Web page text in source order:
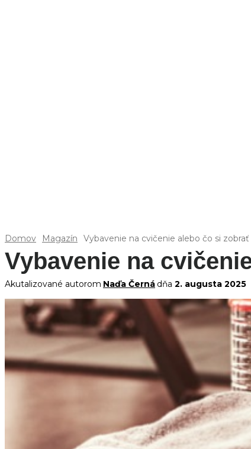
Domov Magazín Vybavenie na cvičenie alebo čo si
Vybavenie na
Akutalizované autorom Naďa Černá dňa 2. augusta 2025